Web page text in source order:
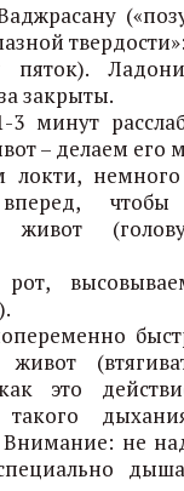
закрыты.
3 минут
– делаем его
локти,
живот
рот,
живот
это
такого
Внимание: не